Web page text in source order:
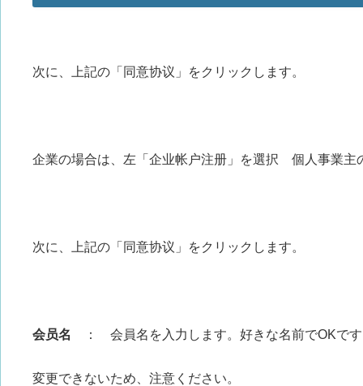
次に、上記の「同意协议」をクリックします。
企業の場合は、左「企业帐户注册」を選択 個人事業主
次に、上記の「同意协议」をクリックします。
会员名 ： 会員名を入力します。好きな名前でOKで
変更できないため、注意ください。